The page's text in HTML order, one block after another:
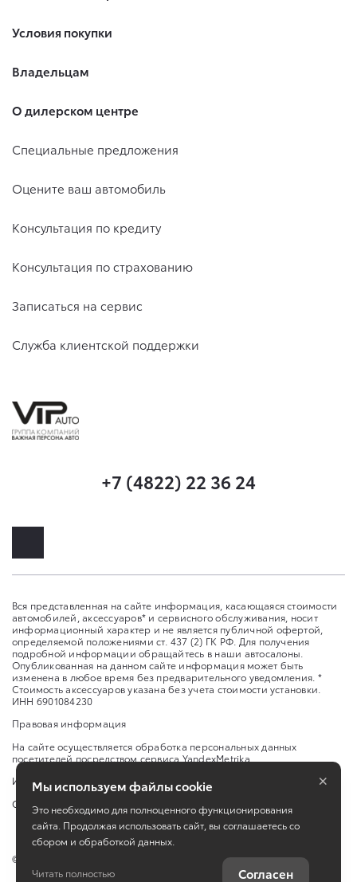
Условия покупки
Владельцам
О дилерском центре
Специальные предложения
Оцените ваш автомобиль
Консультация по кредиту
Консультация по страхованию
Записаться на сервис
Служба клиентской поддержки
+7 (4822) 22 36 24
Вся представленная на сайте информация, касающаяся стоимости
автомобилей, аксессуаров* и сервисного обслуживания, носит
информационный характер и не является публичной офертой,
определяемой положениями ст. 437 (2) ГК РФ. Для получения
подробной информации обращайтесь в наши автосалоны.
Опубликованная на данном сайте информация может быть
изменена в любое время без предварительного уведомления. *
Стоимость аксессуаров указана без учета стоимости установки.
ИНН 6901084230
Правовая информация
На сайте осуществляется обработка персональных данных
посетителей посредством сервиса YandexMetrika
Изменить настройку cookies
Сбросить cookie
©
Мы используем файлы cookie
Это необходимо для полноценного функционирования
сайта. Продолжая использовать сайт, вы соглашаетесь со
сбором и обработкой данных.
Читать полностью Согласен
×